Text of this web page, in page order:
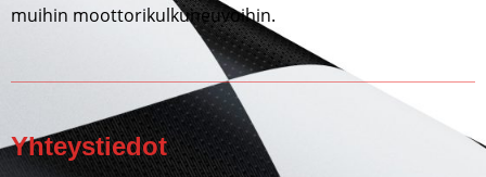
muihin moottorikulkuneuvoihin.
Yhteystiedot